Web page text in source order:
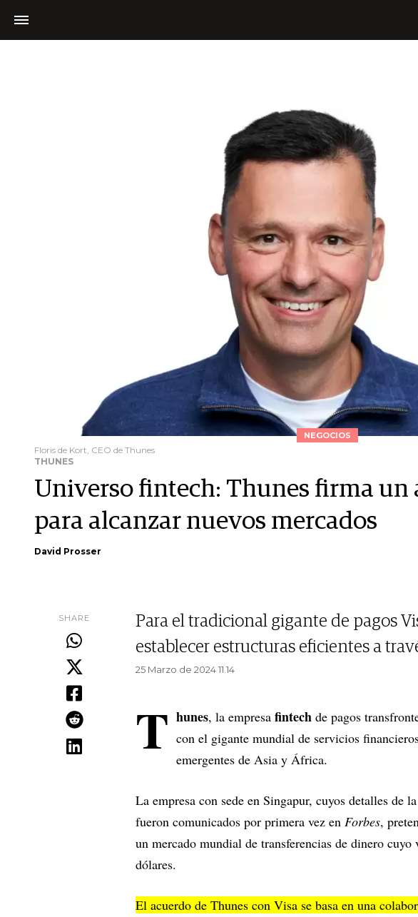
NEGOCIOS
Floris de Kort, CEO de Thunes
THUNES
Universo fintech: Thunes firma un
para alcanzar nuevos mercados
David Prosser
SHARE
Para el tradicional gigante de pagos
establecer estructuras eficientes a
25 Marzo de 2024 11.14
T hunes, la empresa fintech de pagos
con el gigante mundial de servicios
emergentes de Asia y África.
La empresa con sede en Singapur, cuyos detalles de
fueron comunicados por primera vez en Forbes,
un mercado mundial de transferencias de dinero
dólares.
El acuerdo de Thunes con Visa se basa en una